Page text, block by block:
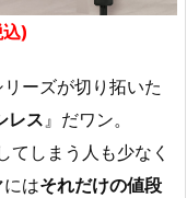
)
ーズが切り拓いた
レス』だワン。
てしまう人も少なく
はそれだけの値段